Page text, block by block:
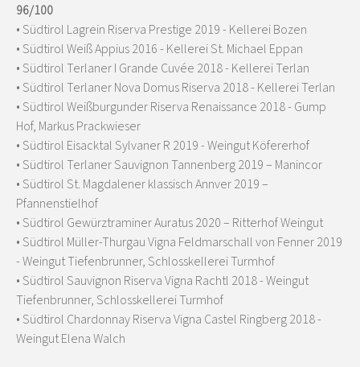
96/100
• Südtirol Lagrein Riserva Prestige 2019 - Kellerei Bozen
• Südtirol Weiß Appius 2016 - Kellerei St. Michael Eppan
• Südtirol Terlaner I Grande Cuvée 2018 - Kellerei Terlan
• Südtirol Terlaner Nova Domus Riserva 2018 - Kellerei Terlan
• Südtirol Weißburgunder Riserva Renaissance 2018 - Gump
Hof, Markus Prackwieser
• Südtirol Eisacktal Sylvaner R 2019 - Weingut Köfererhof
• Südtirol Terlaner Sauvignon Tannenberg 2019 – Manincor
• Südtirol St. Magdalener klassisch Annver 2019 –
Pfannenstielhof
• Südtirol Gewürztraminer Auratus 2020 – Ritterhof Weingut
• Südtirol Müller-Thurgau Vigna Feldmarschall von Fenner 2019
- Weingut Tiefenbrunner, Schlosskellerei Turmhof
• Südtirol Sauvignon Riserva Vigna Rachtl 2018 - Weingut
Tiefenbrunner, Schlosskellerei Turmhof
• Südtirol Chardonnay Riserva Vigna Castel Ringberg 2018 -
Weingut Elena Walch